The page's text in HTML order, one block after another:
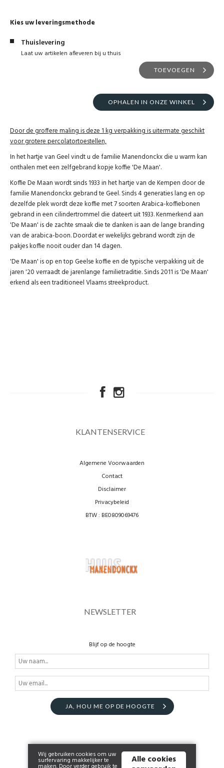
Kies uw leveringsmethode
Thuislevering
Laat uw artikelen afleveren bij u thuis
TOEVOEGEN
OPHALEN IN ONZE WINKEL
Door de groffere maling is deze 1 kg verpakking is uitermate geschikt
voor grotere percolatortoestellen,
In het hartje van Geel vindt u de familie Manendonckx die u warm kan
onthalen met een zelfgebrand kopje koffie 'De Maan'.
Koffie De Maan wordt sinds 1933 in het hartje van de Kempen door de
familie Manendonckx gebrand te Geel. Sinds 4 generaties lang en op
dezelfde plek wordt deze koffie met 7 soorten Arabica-koffiebonen
gebrand in een cilindertrommel die dateert uit 1933. Kenmerkend aan
'De Maan' is de zachte smaak die te danken is aan de lange branding
van de arabica-boon. Doordat er wekelijks gebrand wordt zijn de
pakjes koffie nooit ouder dan 14 dagen.
'De Maan' is op en top Geelse koffie en de typische verpakking uit de
jaren '20 verraadt de jarenlange familietraditie. Sinds 2011 is 'De Maan'
erkend als een traditioneel Vlaams streekproduct.
KLANTENSERVICE
Algemene Voorwaarden
Contact
Disclaimer
Privacybeleid
BTW : BE0809069476
NEWSLETTER
Blijf op de hoogte
JA, HOU ME OP DE HOOGTE
Wij gebruiken cookies om uw
surfervaring makkelijker te Alle cookies